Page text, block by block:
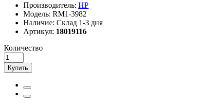
Производитель: HP
Модель: RM1-3982
Наличие: Склад 1-3 дня
Артикул: 18019116
Количество
Купить